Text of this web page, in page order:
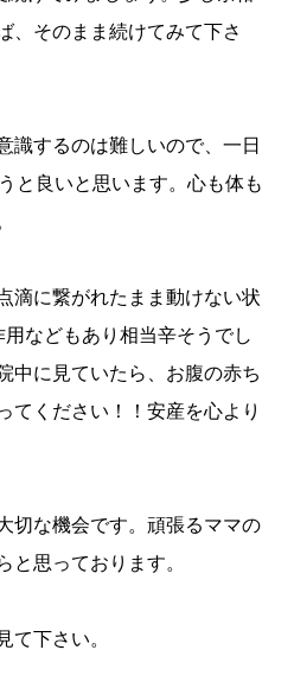
、そのまま続けてみて下さ
識するのは難しいので、一日
と良いと思います。心も体も
滴に繋がれたまま動けない状
などもあり相当辛そうでし
中に見ていたら、お腹の赤ち
てください！！安産を心より
切な機会です。頑張るママの
思っております。
下さい。